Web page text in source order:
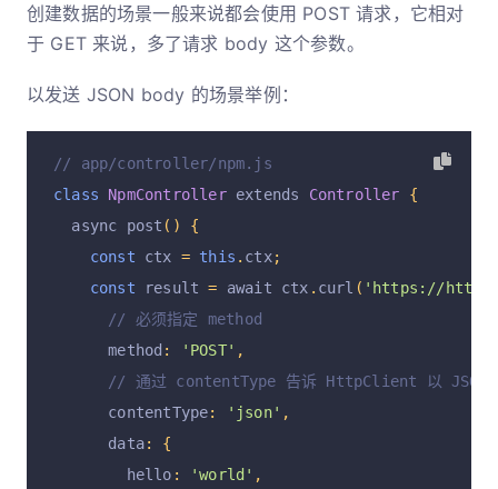
创建数据的场景一般来说都会使用 POST 请求，它相对
于 GET 来说，多了请求 body 这个参数。
以发送 JSON body 的场景举例：
// app/controller/npm.js
class
NpmController extends Controller
{
  async post
()
{
const ctx = this . ctx;
const result = await ctx . curl ( 'https://
// 必须指定 method
      method
: 'POST' ,
// 通过 contentType 告诉 HttpClient 以 JSON
      contentType
: 'json' ,
      data
:
{
        hello
: 'world' ,